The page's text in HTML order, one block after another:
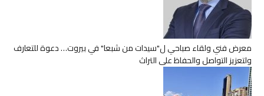
معرض فني ولقاء صباحي ل"سيدات من شبعا" في بيروت… دعوة للتعارف
ولتعزيز التواصل والحفاظ على التراث